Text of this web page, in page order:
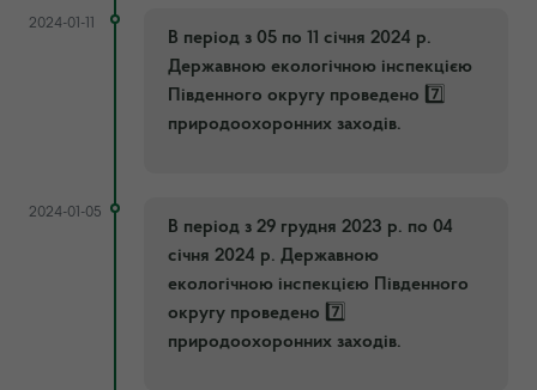
2024-01-11
В період з 05 по 11 січня 2024 р.
Державною екологічною інспекцією
Південного округу проведено 7️⃣
природоохоронних заходів.
2024-01-05
В період з 29 грудня 2023 р. по 04
січня 2024 р. Державною
екологічною інспекцією Південного
округу проведено 7️⃣
природоохоронних заходів.